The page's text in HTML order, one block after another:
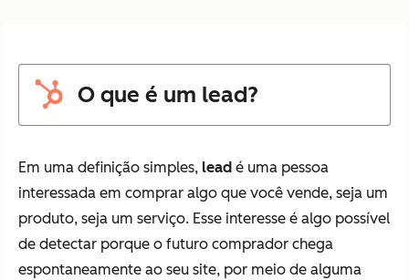
O que é um lead?
Em uma definição simples, lead é uma pessoa
interessada em comprar algo que você vende, seja um
produto, seja um serviço. Esse interesse é algo possível
de detectar porque o futuro comprador chega
espontaneamente ao seu site, por meio de alguma